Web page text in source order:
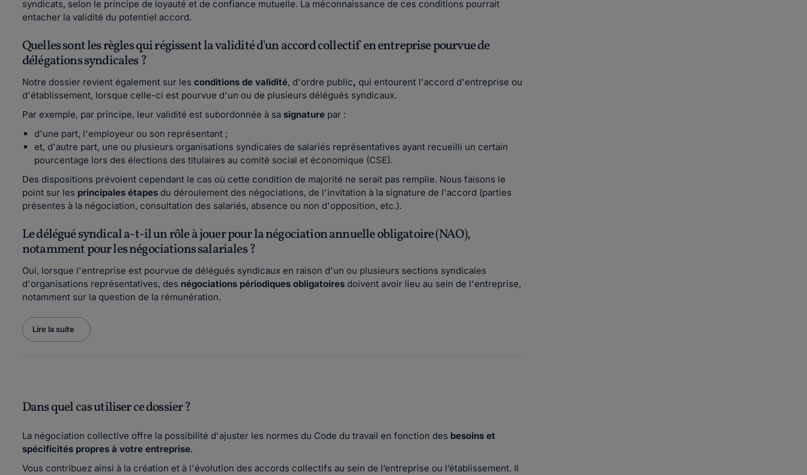
syndicats, selon le principe de loyauté et de confiance mutuelle. La méconnaissance de ces conditions pourrait
entacher la validité du potentiel accord.
Quelles sont les règles qui régissent la validité d'un accord collectif en entreprise pourvue de
délégations syndicales ?
Notre dossier revient également sur les conditions de validité, d'ordre public, qui entourent l'accord d'entreprise ou
d'établissement, lorsque celle-ci est pourvue d'un ou de plusieurs délégués syndicaux.
Par exemple, par principe, leur validité est subordonnée à sa signature par :
d'une part, l'employeur ou son représentant ;
et, d'autre part, une ou plusieurs organisations syndicales de salariés représentatives ayant recueilli un certain
pourcentage lors des élections des titulaires au comité social et économique (CSE).
Des dispositions prévoient cependant le cas où cette condition de majorité ne serait pas remplie. Nous faisons le
point sur les principales étapes du déroulement des négociations, de l'invitation à la signature de l'accord (parties
présentes à la négociation, consultation des salariés, absence ou non d'opposition, etc.).
Le délégué syndical a-t-il un rôle à jouer pour la négociation annuelle obligatoire (NAO),
notamment pour les négociations salariales ?
Oui, lorsque l'entreprise est pourvue de délégués syndicaux en raison d'un ou plusieurs sections syndicales
d'organisations représentatives, des négociations périodiques obligatoires doivent avoir lieu au sein de l'entreprise,
notamment sur la question de la rémunération.
Lire la suite
Dans quel cas utiliser ce dossier ?
La négociation collective offre la possibilité d'ajuster les normes du Code du travail en fonction des besoins et
spécificités propres à votre entreprise.
Vous contribuez ainsi à la création et à l'évolution des accords collectifs au sein de l’entreprise ou l’établissement. Il